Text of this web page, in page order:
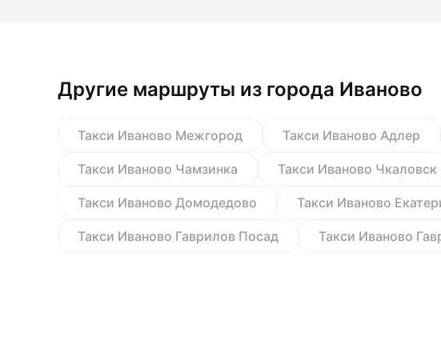
Другие маршруты из города Иваново
Такси Иваново Межгород Такси Иваново Адлер
Такси Иваново Чамзинка Такси Иваново Чкаловск
Такси Иваново Домодедово Такси Иваново
Такси Иваново Гаврилов Посад Такси Иваново